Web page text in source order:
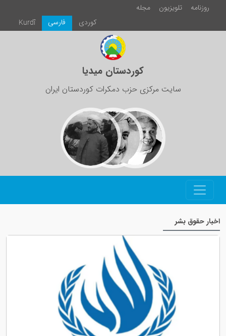
روزنامە تلویزیون
مجلە
Kurdî
فارسی كوردی
کوردستان میدیا
سایت مرکزی حزب دمکرات کوردستان ایران
اخبار حقوق بشر